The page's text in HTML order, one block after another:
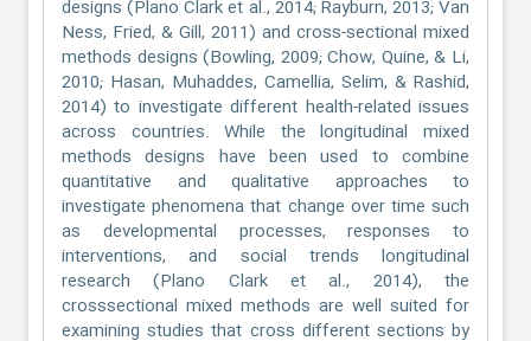
designs (Plano Clark et al., 2014; Rayburn, 2013; Van
Ness, Fried, & Gill, 2011) and cross-sectional mixed
methods designs (Bowling, 2009; Chow, Quine, & Li,
2010; Hasan, Muhaddes, Camellia, Selim, & Rashid,
2014) to investigate different health-related issues
across countries. While the longitudinal mixed
methods designs have been used to combine
quantitative and qualitative approaches to
investigate phenomena that change over time such
as developmental processes, responses to
interventions, and social trends longitudinal
research (Plano Clark et al., 2014), the
crosssectional mixed methods are well suited for
examining studies that cross different sections by